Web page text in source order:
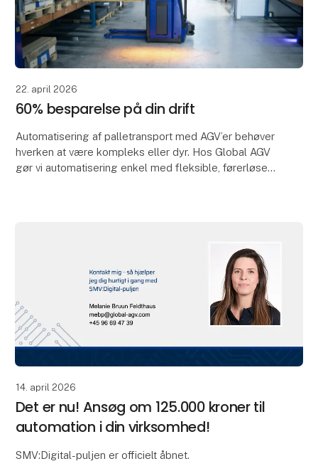
22. april 2026
60% besparelse på din drift
Automatisering af palletransport med AGV’er behøver
hverken at være kompleks eller dyr. Hos Global AGV
gør vi automatisering enkel med fleksible, førerløse
14. april 2026
Det er nu! Ansøg om 125.000 kroner til
automation i din virksomhed!
SMV:Digital-puljen er officielt åbnet.